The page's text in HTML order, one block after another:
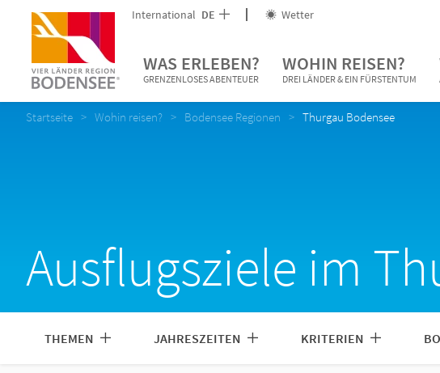
International DE Wetter
WAS ERLEBEN?
GRENZENLOSES ABENTEUER
WOHIN REISEN?
DREI LÄNDER & EIN FÜRSTENTUM
Startseite Wohin reisen? Bodensee Regionen Thurgau Bodensee
Ausflugsziele im
THEMEN JAHRESZEITEN KRITERIEN